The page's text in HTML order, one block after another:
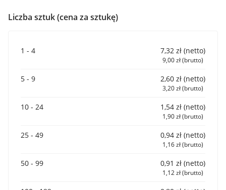
Liczba sztuk (cena za sztukę)
1 - 4 7,32 zł (netto)
9,00 zł (brutto)
5 - 9 2,60 zł (netto)
3,20 zł (brutto)
10 - 24 1,54 zł (netto)
1,90 zł (brutto)
25 - 49 0,94 zł (netto)
1,16 zł (brutto)
50 - 99 0,91 zł (netto)
1,12 zł (brutto)